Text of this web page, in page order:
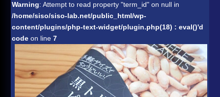
Warning: Attempt to read property "term_id" on null in
/home/siso/siso-lab.net/public_html/wp-
content/plugins/php-text-widget/plugin.php(18) : eval()'d
code on line7